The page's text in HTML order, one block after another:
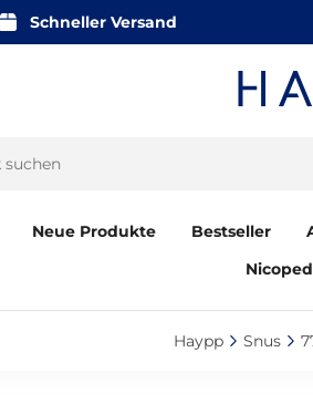
Schneller Versand
Neue Produkte Bestseller
Haypp‎ Snus‎